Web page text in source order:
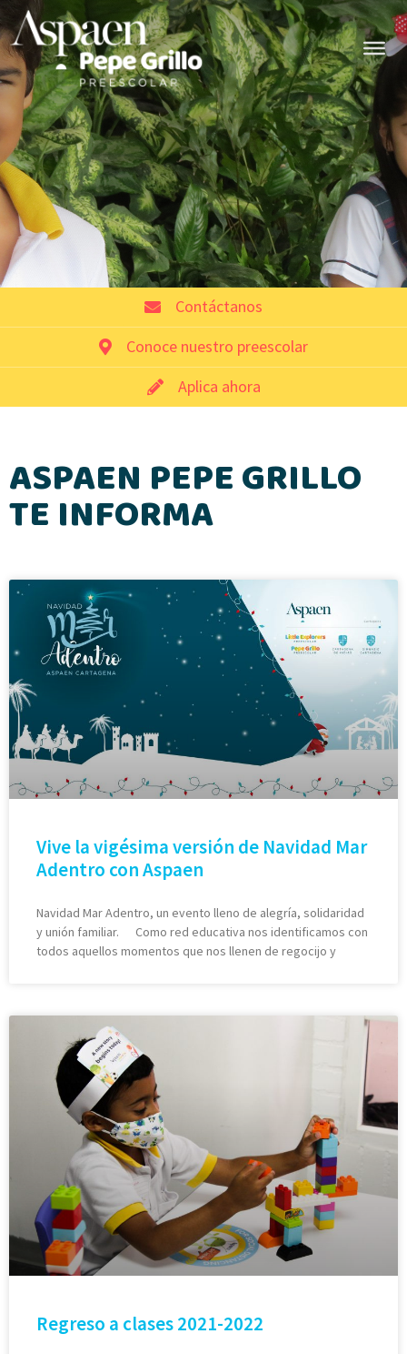
Contáctanos
Conoce nuestro preescolar
Aplica ahora
ASPAEN PEPE GRILLO
TE INFORMA
Vive la vigésima versión de Navidad Mar
Adentro con Aspaen
Navidad Mar Adentro, un evento lleno de alegría, solidaridad
y unión familiar. Como red educativa nos identificamos con
todos aquellos momentos que nos llenen de regocijo y
Regreso a clases 2021-2022